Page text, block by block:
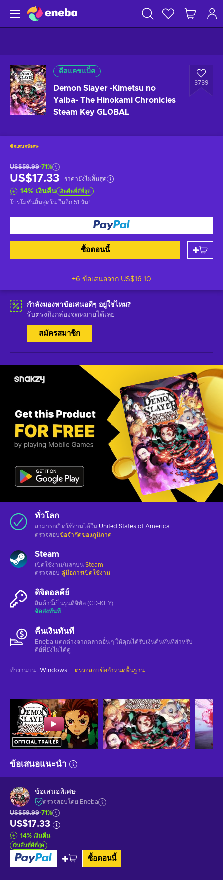
ดีลแคชแบ็ค
Demon Slayer -Kimetsu no
Yaiba- The Hinokami Chronicles
Steam Key GLOBAL
3739
ข้อเสนอพิเศษ
US$59.99-71%
US$17.33 ราคายังไม่สิ้นสุด
14% เงินคืน เงินคืนที่ดีที่สุด
โปรโมชันสิ้นสุดใน ในอีก 51 วัน!
ซื้อตอนนี้
+6 ข้อเสนอจาก US$16.10
กำลังมองหาข้อเสนอดีๆ อยู่ใช่ไหม?
รับตรงถึงกล่องจดหมายได้เลย
สมัครสมาชิก
ทั่วโลก
สามารถเปิดใช้งานได้ใน United States of America
ตรวจสอบข้อจำกัดของภูมิภาค
Steam
เปิดใช้งาน/แลกบน Steam
ตรวจสอบ คู่มือการเปิดใช้งาน
ดิจิตอลคีย์
สินค้านี้เป็นรุ่นดิจิทัล (CD-KEY)
จัดส่งทันที
คืนเงินทันที
Eneba แตกต่างจากตลาดอื่น ๆ ให้คุณได้รับเงินคืนทันทีสําหรับ
คีย์ที่ยังไม่ได้ดู
ทำงานบน: Windows ตรวจสอบข้อกำหนดพื้นฐาน
ข้อเสนอแนะนำ
ข้อเสนอพิเศษ
ตรวจสอบโดย Eneba
US$59.99-71%
US$17.33
14% เงินคืน
เงินคืนที่ดีที่สุด
ซื้อตอนนี้